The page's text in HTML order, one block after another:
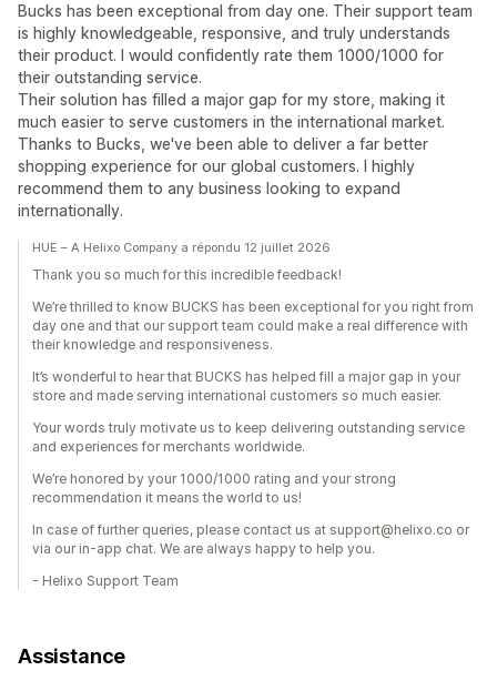
Bucks has been exceptional from day one. Their support team
is highly knowledgeable, responsive, and truly understands
their product. I would confidently rate them 1000/1000 for
their outstanding service.
Their solution has filled a major gap for my store, making it
much easier to serve customers in the international market.
Thanks to Bucks, we've been able to deliver a far better
shopping experience for our global customers. I highly
recommend them to any business looking to expand
internationally.
HUE – A Helixo Company a répondu 12 juillet 2026
Thank you so much for this incredible feedback!
We’re thrilled to know BUCKS has been exceptional for you right from
day one and that our support team could make a real difference with
their knowledge and responsiveness.
It’s wonderful to hear that BUCKS has helped fill a major gap in your
store and made serving international customers so much easier.
Your words truly motivate us to keep delivering outstanding service
and experiences for merchants worldwide.
We’re honored by your 1000/1000 rating and your strong
recommendation it means the world to us!
In case of further queries, please contact us at support@helixo.co or
via our in-app chat. We are always happy to help you.
- Helixo Support Team
Assistance